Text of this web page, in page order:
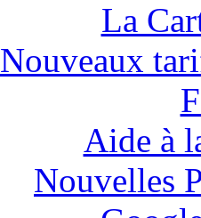
La
Nouveaux
Aide à
Nouvelles